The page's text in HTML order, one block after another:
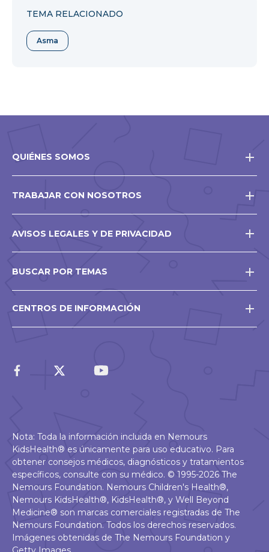
TEMA RELACIONADO
Asma
QUIÉNES SOMOS
TRABAJAR CON NOSOTROS
AVISOS LEGALES Y DE PRIVACIDAD
BUSCAR POR TEMAS
CENTROS DE INFORMACIÓN
Nota: Toda la información incluida en Nemours
KidsHealth® es únicamente para uso educativo. Para
obtener consejos médicos, diagnósticos y tratamientos
específicos, consulte con su médico. © 1995-2026 The
Nemours Foundation. Nemours Children's Health®,
Nemours KidsHealth®, KidsHealth®, y Well Beyond
Medicine® son marcas comerciales registradas de The
Nemours Foundation. Todos los derechos reservados.
Imágenes obtenidas de The Nemours Foundation y